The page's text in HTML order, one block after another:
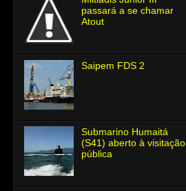
passará a se chamar
Atout
Saipem FDS 2
Submarino Humaitá
(S41) aberto à visitação
pública